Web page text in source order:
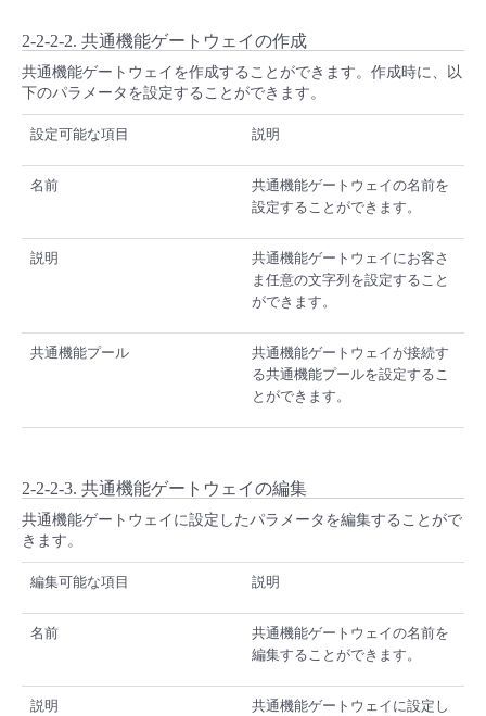
2-2-2-2. 共通機能ゲートウェイの作成
共通機能ゲートウェイを作成することができます。作成時に、以
下のパラメータを設定することができます。
設定可能な項目 説明
名前
共通機能ゲートウェイの名前を
設定することができます。
説明
共通機能ゲートウェイにお客さ
ま任意の文字列を設定すること
ができます。
共通機能プール
共通機能ゲートウェイが接続す
る共通機能プールを設定するこ
とができます。
2-2-2-3. 共通機能ゲートウェイの編集
共通機能ゲートウェイに設定したパラメータを編集することがで
きます。
編集可能な項目 説明
名前
共通機能ゲートウェイの名前を
編集することができます。
説明
共通機能ゲートウェイに設定し